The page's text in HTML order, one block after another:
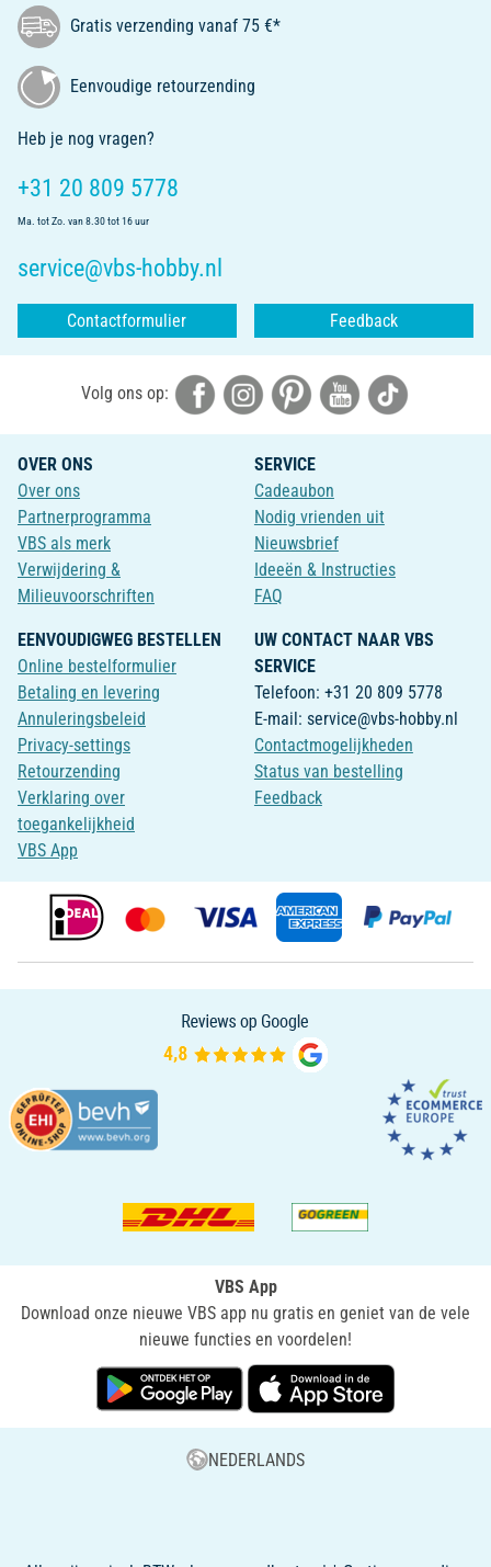
Gratis verzending vanaf 75 €*
Eenvoudige retourzending
Heb je nog vragen?
+31 20 809 5778
Ma. tot Zo. van 8.30 tot 16 uur
service@vbs-hobby.nl
Contactformulier Feedback
Volg ons op:
OVER ONS
Over ons
Partnerprogramma
VBS als merk
Verwijdering &
Milieuvoorschriften
SERVICE
Cadeaubon
Nodig vrienden uit
Nieuwsbrief
Ideeën & Instructies
FAQ
EENVOUDIGWEG BESTELLEN
Online bestelformulier
Betaling en levering
Annuleringsbeleid
Privacy-settings
Retourzending
Verklaring over
toegankelijkheid
VBS App
UW CONTACT NAAR VBS
SERVICE
Telefoon: +31 20 809 5778
E-mail: service@vbs-hobby.nl
Contactmogelijkheden
Status van bestelling
Feedback
VBS App
Download onze nieuwe VBS app nu gratis en geniet van de vele
nieuwe functies en voordelen!
NEDERLANDS